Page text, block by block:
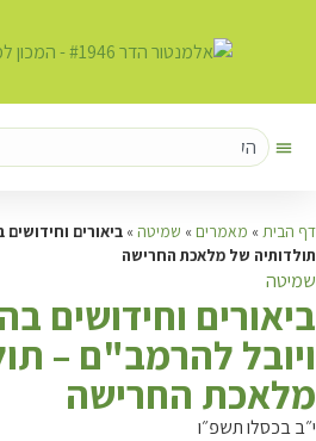
דף הבית » מאמרים » שמיטה » ביאורים
תולדותיה של מלאכת החרישה
שמיטה
ביאורים וחידושים
ויובל להרמב"ם –
מלאכת החרישה
י״ב בכסלו תשפ״ו